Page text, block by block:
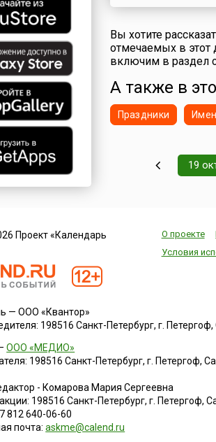
Night) — это один
шумных
Англии. Его
каждый год 5
ноября.Праздник
посвящен одному
историческому
спланирован
Вы хотите
отмечаемых в этот
включим в раздел
А также в
Праздники
19
Проект «Календарь
О проекте
Условия
— ООО «Квантор»
198516 Санкт-Петербург, г.
ООО «МЕДИО»
198516 Санкт-Петербург, г. Петергоф,
- Комарова Мария Сергеевна
198516 Санкт-Петербург, г. Петергоф,
812 640-06-60
почта:askme@calend.ru